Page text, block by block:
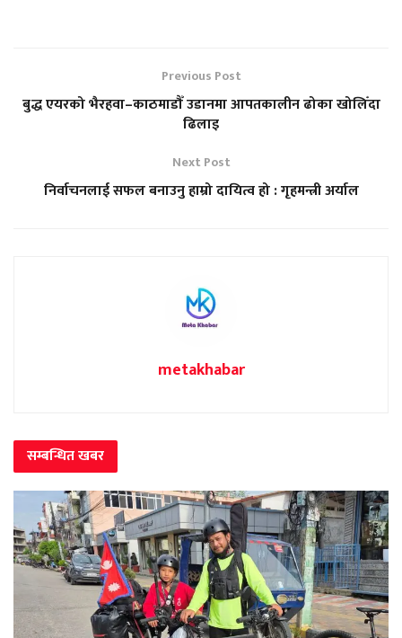
Previous Post
बुद्ध एयरको भैरहवा–काठमाडौँ उडानमा आपतकालीन ढोका खोलिँदा
ढिलाइ
Next Post
निर्वाचनलाई सफल बनाउनु हाम्रो दायित्व हो : गृहमन्त्री अर्याल
metakhabar
सम्बन्धितखबर